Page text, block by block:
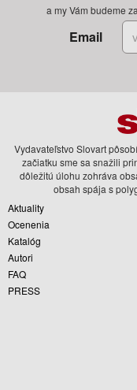
a my Vám budeme
Email
Vydavateľstvo Slovart
začiatku sme sa snažili
dôležitú úlohu zohráva
obsah spája s
Aktuality
Ocenenia
Katalóg
Autori
FAQ
PRESS